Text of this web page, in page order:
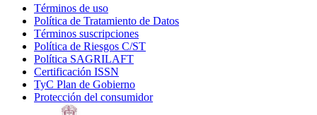
Términos de uso
in
new
window
Política de Tratamiento de Datos
Términos suscripciones
in
Política de Riesgos C/ST
Política SAGRILAFT
new
window
Certificación ISSN
in
new
TyC Plan de Gobierno
in
Protección del consumidorOpens